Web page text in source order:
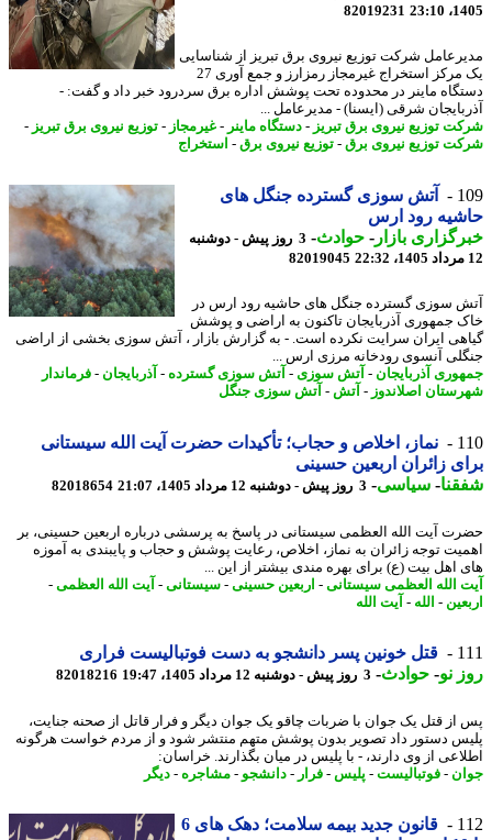
82019231
شرکت توزیع نیروی برق تبریز از شناسایی
یک مرکز استخراج غیرمجاز رمزارز و جمع آوری 27
ماینر در محدوده تحت پوشش اداره برق سردرود خبر داد و گفت: -
شرقی (ایسنا) - مدیرعامل ...
توزیع نیروی برق تبریز- دستگاه ماینر-غیرمجاز-توزیع نیروی برق تبریز-
توزیع نیروی برق - توزیع نیروی برق - استخراج
آتش سوزی گسترده جنگل های
رود ارس
بازار- حوادث - 3 روز پیش - دوشنبه
82019045
سوزی گسترده جنگل های حاشیه رود ارس در
جمهوری آذربایجان تاکنون به اراضی و پوشش
ایران سرایت نکرده است. - به گزارش بازار ، آتش سوزی بخشی از اراضی
آنسوی رودخانه مرزی ارس ...
آذربایجان-آتش سوزی- آتش سوزی گسترده- آذربایجان-فرماندار
اصلاندوز-آتش -آتش سوزی جنگل
نماز، اخلاص و حجاب؛ تأکیدات حضرت آیت الله سیستانی
زائران اربعین حسینی
-سیاسی-3 روز پیش - دوشنبه 12 مرداد 1405، 21:07 82018654
آیت الله العظمی سیستانی در پاسخ به پرسشی درباره اربعین حسینی، بر
توجه زائران به نماز، اخلاص، رعایت پوشش و حجاب و پایبندی به آموزه
اهل بیت (ع) برای بهره مندی بیشتر از این ...
الله العظمی سیستانی-اربعین حسینی-سیستانی-آیت الله العظمی-
-الله-آیت الله
قتل خونین پسر دانشجو به دست فوتبالیست فراری
نو- حوادث -3 روز پیش - دوشنبه 12 مرداد 1405، 19:47 82018216
قتل یک جوان با ضربات چاقو یک جوان دیگر و فرار قاتل از صحنه جنایت،
دستور داد تصویر بدون پوشش متهم منتشر شود و از مردم خواست هرگونه
از وی دارند، - با پلیس در میان بگذارند. خراسان:
- فوتبالیست-پلیس-فرار - دانشجو-مشاجره-دیگر
قانون جدید بیمه سلامت؛ دهک های 6